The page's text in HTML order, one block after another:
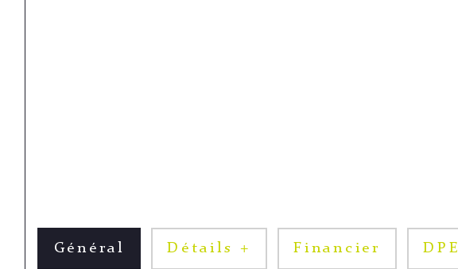
Général Détails + Financier DPE